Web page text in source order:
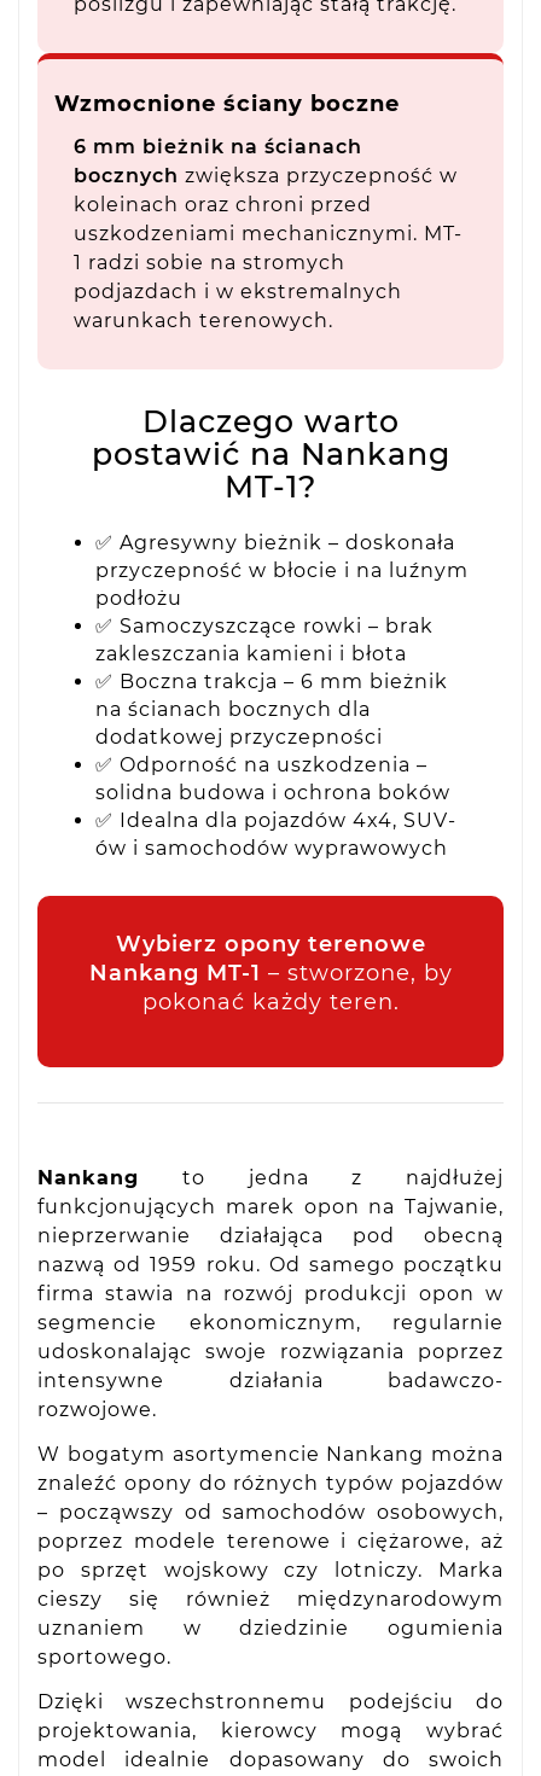
Wzmocnione ściany boczne
6 mm bieżnik na ścianach
bocznych zwiększa przyczepność w
koleinach oraz chroni przed
uszkodzeniami mechanicznymi. MT-
1 radzi sobie na stromych
podjazdach i w ekstremalnych
warunkach terenowych.
Dlaczego warto
postawić na Nankang
MT-1?
✅ Agresywny bieżnik – doskonała
przyczepność w błocie i na luźnym
podłożu
✅ Samoczyszczące rowki – brak
zakleszczania kamieni i błota
✅ Boczna trakcja – 6 mm bieżnik
na ścianach bocznych dla
dodatkowej przyczepności
✅ Odporność na uszkodzenia –
solidna budowa i ochrona boków
✅ Idealna dla pojazdów 4x4, SUV-
ów i samochodów wyprawowych
Wybierz opony terenowe
Nankang MT-1 – stworzone, by
pokonać każdy teren.
Nankang
to jedna z najdłużej
funkcjonujących marek opon na Tajwanie,
nieprzerwanie działająca pod obecną
nazwą od 1959 roku. Od samego początku
firma stawia na rozwój produkcji opon w
segmencie ekonomicznym, regularnie
udoskonalając swoje rozwiązania poprzez
intensywne działania badawczo-
rozwojowe.
W bogatym asortymencie Nankang można
znaleźć opony do różnych typów pojazdów
– począwszy od samochodów osobowych,
poprzez modele terenowe i ciężarowe, aż
po sprzęt wojskowy czy lotniczy. Marka
cieszy się również międzynarodowym
uznaniem w dziedzinie ogumienia
sportowego.
Dzięki wszechstronnemu podejściu do
projektowania, kierowcy mogą wybrać
model idealnie dopasowany do swoich